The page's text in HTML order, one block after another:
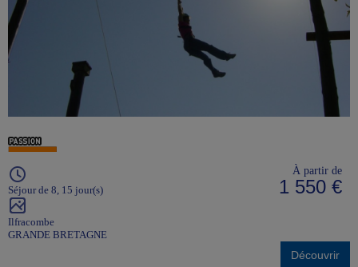
Séjour de 8, 15 jour(s)
Ilfracombe
GRANDE BRETAGNE
À partir de
1 550 €
Découvrir